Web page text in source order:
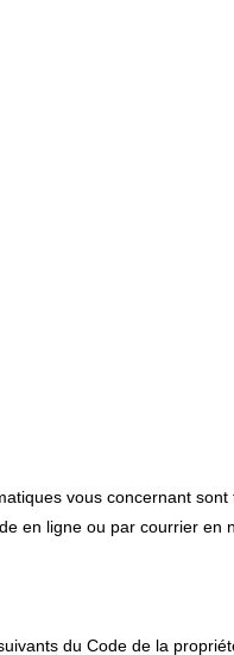
vous concernant
en ligne ou par courrier en
du Code de la